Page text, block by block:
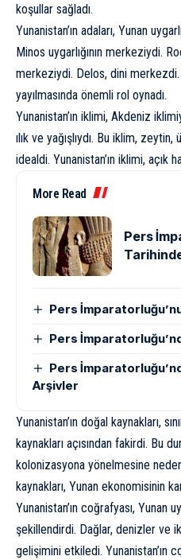
koşullar sağladı.
Yunanistan’ın adaları, Yunan
Minos uygarlığının merkeziydi.
merkeziydi. Delos, dini merkezdi.
yayılmasında önemli rol oynadı.
Yunanistan’ın iklimi, Akdeniz
ılık ve yağışlıydı. Bu iklim,
idealdi. Yunanistan’ın iklimi, açık
More Read
Pers
Pers
Pers
Pers
Arşivler
Yunanistan’ın doğal kaynakları,
kaynakları açısından fakirdi. Bu
kolonizasyona yönelmesine
kaynakları, Yunan ekonomisinin
Yunanistan’ın coğrafyası, Yunan
şekillendirdi. Dağlar, denizler ve
gelişimini etkiledi. Yunanistan’ın